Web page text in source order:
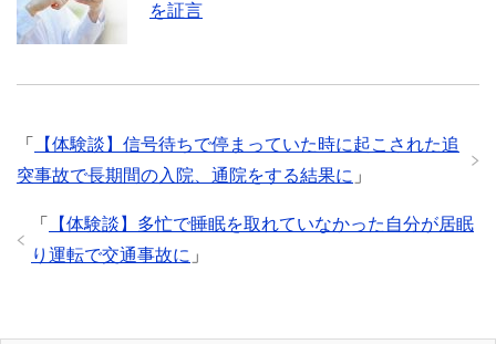
を証言
「
【体験談】信号待ちで停まっていた時に起こされた追
突事故で長期間の入院、通院をする結果に 」
「
【体験談】多忙で睡眠を取れていなかった自分が居眠
り運転で交通事故に 」